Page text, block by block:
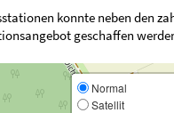
konnte neben den
geschaffen
Normal
Satellit